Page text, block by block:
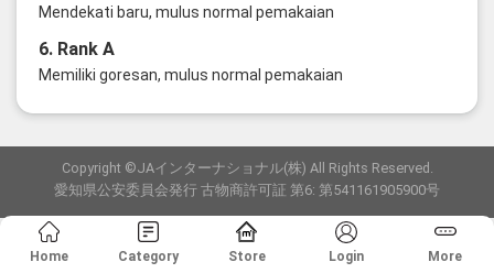
Mendekati baru, mulus normal pemakaian
6. Rank A
Memiliki goresan, mulus normal pemakaian
Copyright ©JAインターナショナル(株) All Rights Reserved.
愛知県公安委員会発行 古物商許可証 第6: 第541161905900号
Home Category Store Login More